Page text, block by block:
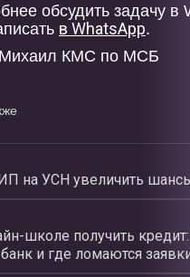
обсудить задачу в
в WhatsApp.
Михаил КМС по МСБ
на УСН увеличить
школе получить
и где ломаются